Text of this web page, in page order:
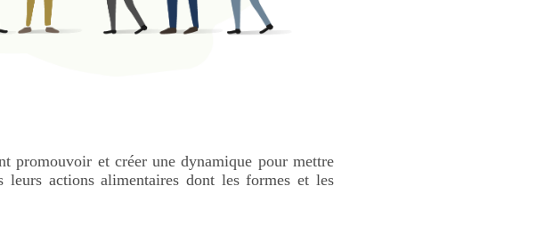
promouvoir et créer une dynamique pour mettre
actions alimentaires dont les formes et les